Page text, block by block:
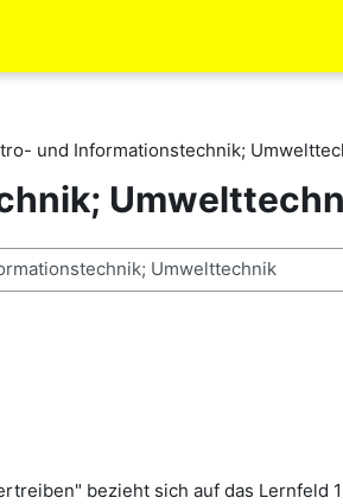
und Informationstechnik;
bezieht sich auf das